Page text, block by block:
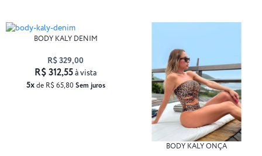
BODY KALY DENIM
R$ 329,00
5xde R$ 65,80 Sem juros
R$ 312,55à vista
BODY KALY ONÇA